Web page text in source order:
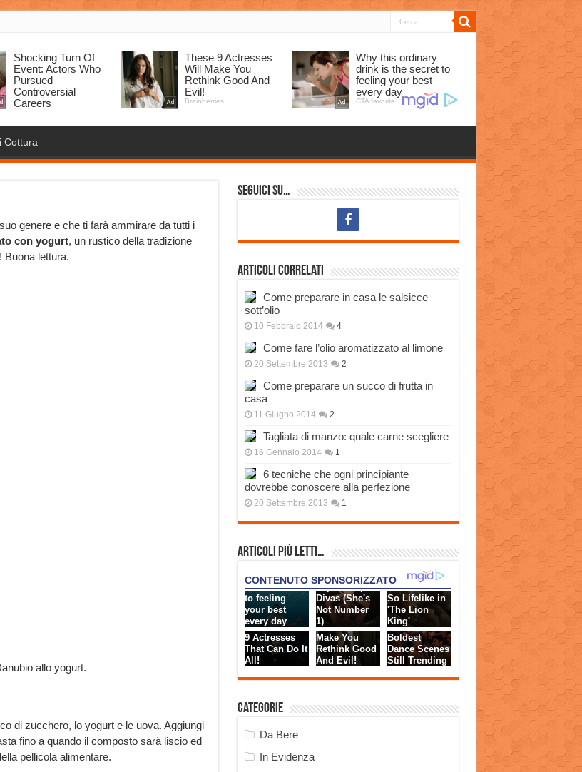
Cottura
genere e che ti farà ammirare da tutti i
con yogurt, un rustico della tradizione
Buona lettura.
allo yogurt.
di zucchero, lo yogurt e le uova. Aggiungi
fino a quando il composto sarà liscio ed
pellicola alimentare.
Seguici su…
Articoli correlati
Come preparare in casa le salsicce
sott’olio
10 Febbraio 2014 4
Come fare l’olio aromatizzato al limone
20 Settembre 2013 2
Come preparare un succo di frutta in
casa
11 Giugno 2014 2
Tagliata di manzo: quale carne scegliere
16 Gennaio 2014 1
6 tecniche che ogni principiante
dovrebbe conoscere alla perfezione
20 Settembre 2013 1
Articoli più Letti…
Categorie
Da Bere
In Evidenza